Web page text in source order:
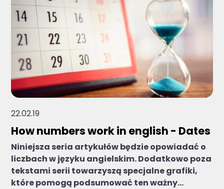
22.02.19
How numbers work in english - Dates
Niniejsza seria artykułów będzie opowiadać o
liczbach w języku angielskim. Dodatkowo poza
tekstami serii towarzyszą specjalne grafiki,
które pomogą podsumować ten ważny...